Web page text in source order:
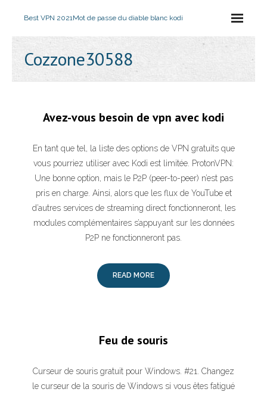
Best VPN 2021Mot de passe du diable blanc kodi
Cozzone30588
Avez-vous besoin de vpn avec kodi
En tant que tel, la liste des options de VPN gratuits que
vous pourriez utiliser avec Kodi est limitée. ProtonVPN:
Une bonne option, mais le P2P (peer-to-peer) n’est pas
pris en charge. Ainsi, alors que les flux de YouTube et
d’autres services de streaming direct fonctionneront, les
modules complémentaires s’appuyant sur les données
P2P ne fonctionneront pas.
READ MORE
Feu de souris
Curseur de souris gratuit pour Windows. #21. Changez
le curseur de la souris de Windows si vous êtes fatigué